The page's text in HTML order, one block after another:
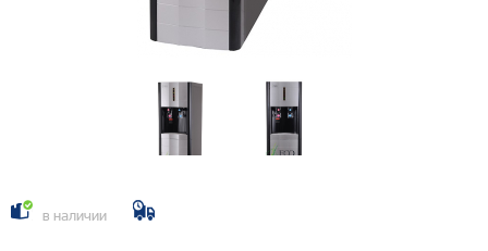
в наличии